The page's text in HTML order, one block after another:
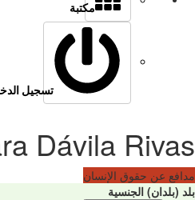
مكتبة
تسجيل
Dávila Rivas
مدافع عن حقوق الإنسان
بلد (بلدان) الجنسية